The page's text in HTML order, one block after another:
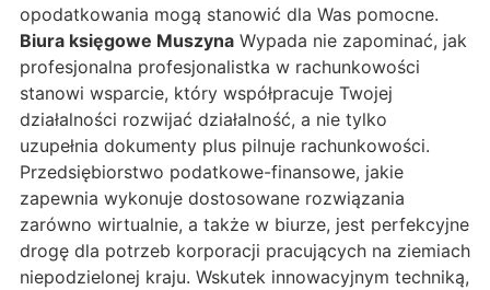
opodatkowania mogą stanowić dla Was pomocne.
Biura księgowe Muszyna Wypada nie zapominać, jak
profesjonalna profesjonalistka w rachunkowości
stanowi wsparcie, który współpracuje Twojej
działalności rozwijać działalność, a nie tylko
uzupełnia dokumenty plus pilnuje rachunkowości.
Przedsiębiorstwo podatkowe-finansowe, jakie
zapewnia wykonuje dostosowane rozwiązania
zarówno wirtualnie, a także w biurze, jest perfekcyjne
drogę dla potrzeb korporacji pracujących na ziemiach
niepodzielonej kraju. Wskutek innowacyjnym techniką,